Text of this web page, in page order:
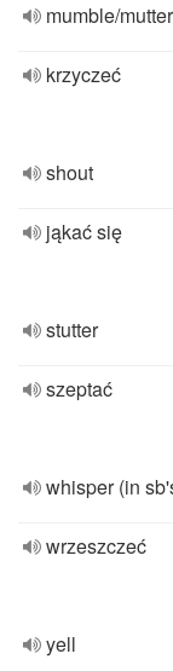
mumble/mutter
krzyczeć
shout
jąkać się
stutter
szeptać
whisper (in
wrzeszczeć
yell